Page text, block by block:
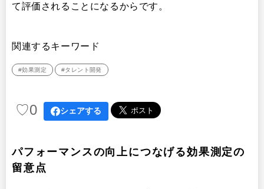
イベント・セミナー
て評価されることになるからです。
関連するキーワード
#効果測定 #タレント開発
♡0 シェアする
パフォーマンスの向上につなげる効果測定の
留意点